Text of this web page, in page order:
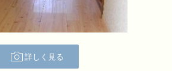
詳しく見る